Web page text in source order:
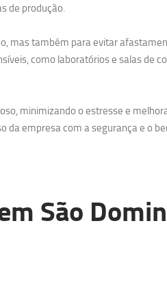
de produção.
mas também para evitar
como laboratórios e salas de
minimizando o estresse e
empresa com a segurança e o
São